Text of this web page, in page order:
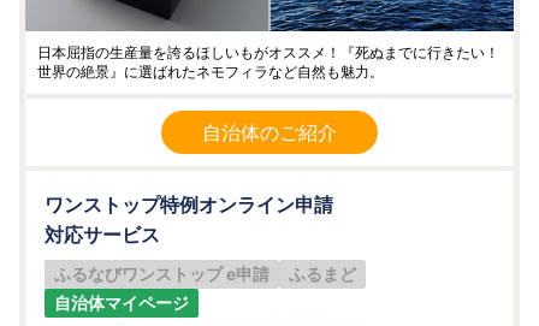
日本屈指の生産量を誇るほしいもがオススメ！『死ぬまでに行きたい！
世界の絶景』に選ばれたネモフィラなど自然も魅力。
自治体のご紹介
ワンストップ特例オンライン申請
対応サービス
ふるなびワンストップ e申請
ふるまど
自治体マイページ